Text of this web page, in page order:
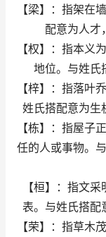
【梁】：指架在
配意为人才
【权】：指本义
地位。与姓氏
【梓】：指落叶
姓氏搭配意为生
【栋】：指屋子
任的人或事物。
【桓】：指文
表。与姓氏搭配
【荣】：指草木